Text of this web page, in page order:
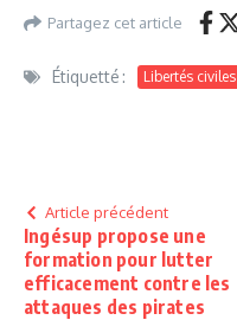
Partagez cet article
Étiquetté : Libertés civiles
Article précédent
Ingésup propose une
formation pour lutter
efficacement contre les
attaques des pirates